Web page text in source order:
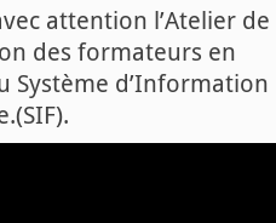
attention l’Atelier de
des formateurs en
Système d’Information